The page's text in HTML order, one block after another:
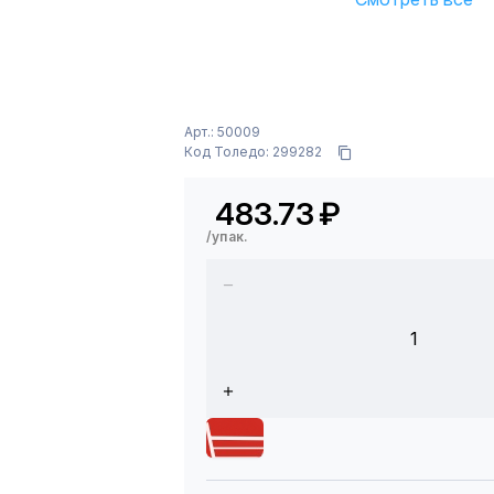
Арт.: 50009
Код Толедо: 299282
483.73₽
/упак.
1